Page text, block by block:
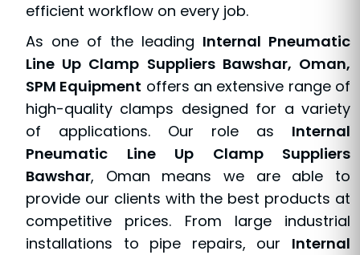
efficient workflow on every job.
As one of the leading Internal Pneumatic
Line Up Clamp Suppliers Bawshar, Oman,
SPM Equipment offers an extensive range of
high-quality clamps designed for a variety
of applications. Our role as Internal
Pneumatic Line Up Clamp Suppliers
Bawshar, Oman means we are able to
provide our clients with the best products at
competitive prices. From large industrial
installations to pipe repairs, our Internal